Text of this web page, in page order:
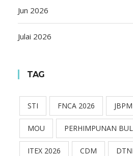
Jun 2026
Julai 2026
TAG
STI FNCA 2026 JBPM
MOU PERHIMPUNAN
ITEX 2026 CDM